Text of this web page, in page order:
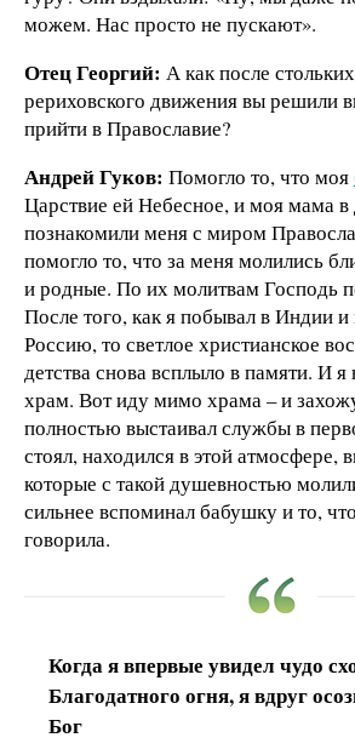
можем. Нас просто не пускают».
Отец Георгий: А как после
рериховского движения вы решили
прийти в Православие?
Андрей Гуков: Помогло то, что моя
Царствие ей Небесное, и моя мама в
познакомили меня с миром
помогло то, что за меня молились
и родные. По их молитвам Господь
После того, как я побывал в Индии и
Россию, то светлое христианское
детства снова всплыло в памяти. И я
храм. Вот иду мимо храма – и
полностью выстаивал службы в
стоял, находился в этой атмосфере,
которые с такой душевностью
сильнее вспоминал бабушку и то,
говорила.
Когда я впервые увидел чудо
Благодатного огня, я вдруг
Бог